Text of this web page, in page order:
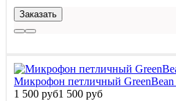
Заказать
Микрофон петличный GreenBean
1 500 руб1 500 руб